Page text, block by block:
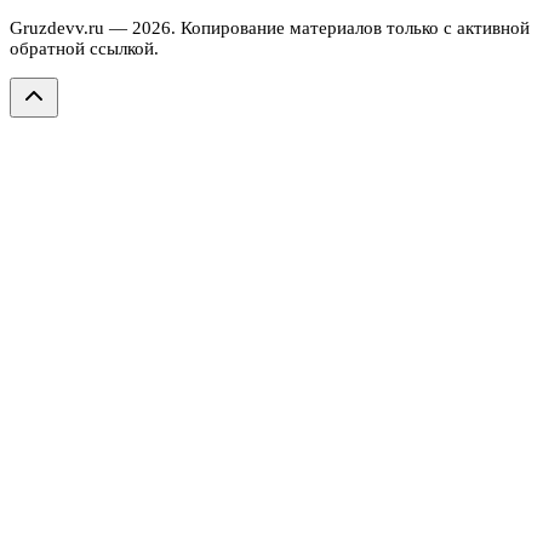
Gruzdevv.ru — 2026. Копирование материалов только с активной
обратной ссылкой.